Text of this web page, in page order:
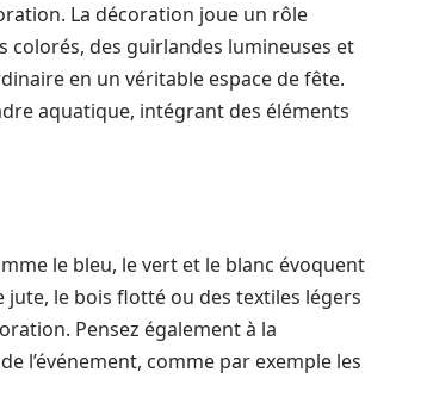
La décoration joue un rôle
colorés, des guirlandes lumineuses et
en un véritable espace de fête.
aquatique, intégrant des éléments
le bleu, le vert et le blanc évoquent
jute, le bois flotté ou des textiles légers
Pensez également à la
l’événement, comme par exemple les